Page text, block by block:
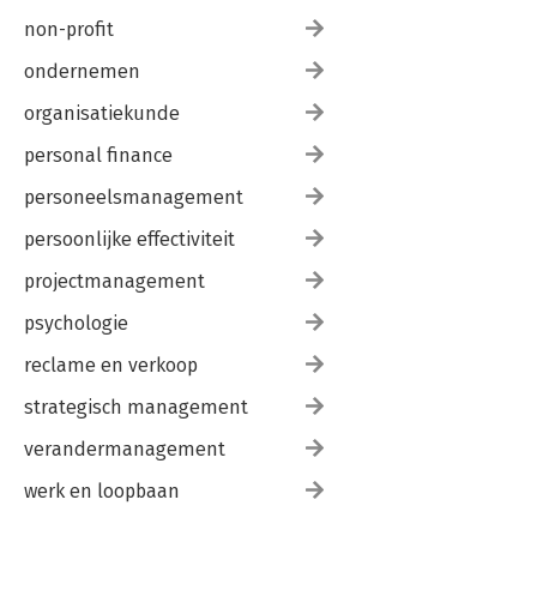
non-profit
ondernemen
organisatiekunde
personal finance
personeelsmanagement
persoonlijke effectiviteit
projectmanagement
psychologie
reclame en verkoop
strategisch management
verandermanagement
werk en loopbaan